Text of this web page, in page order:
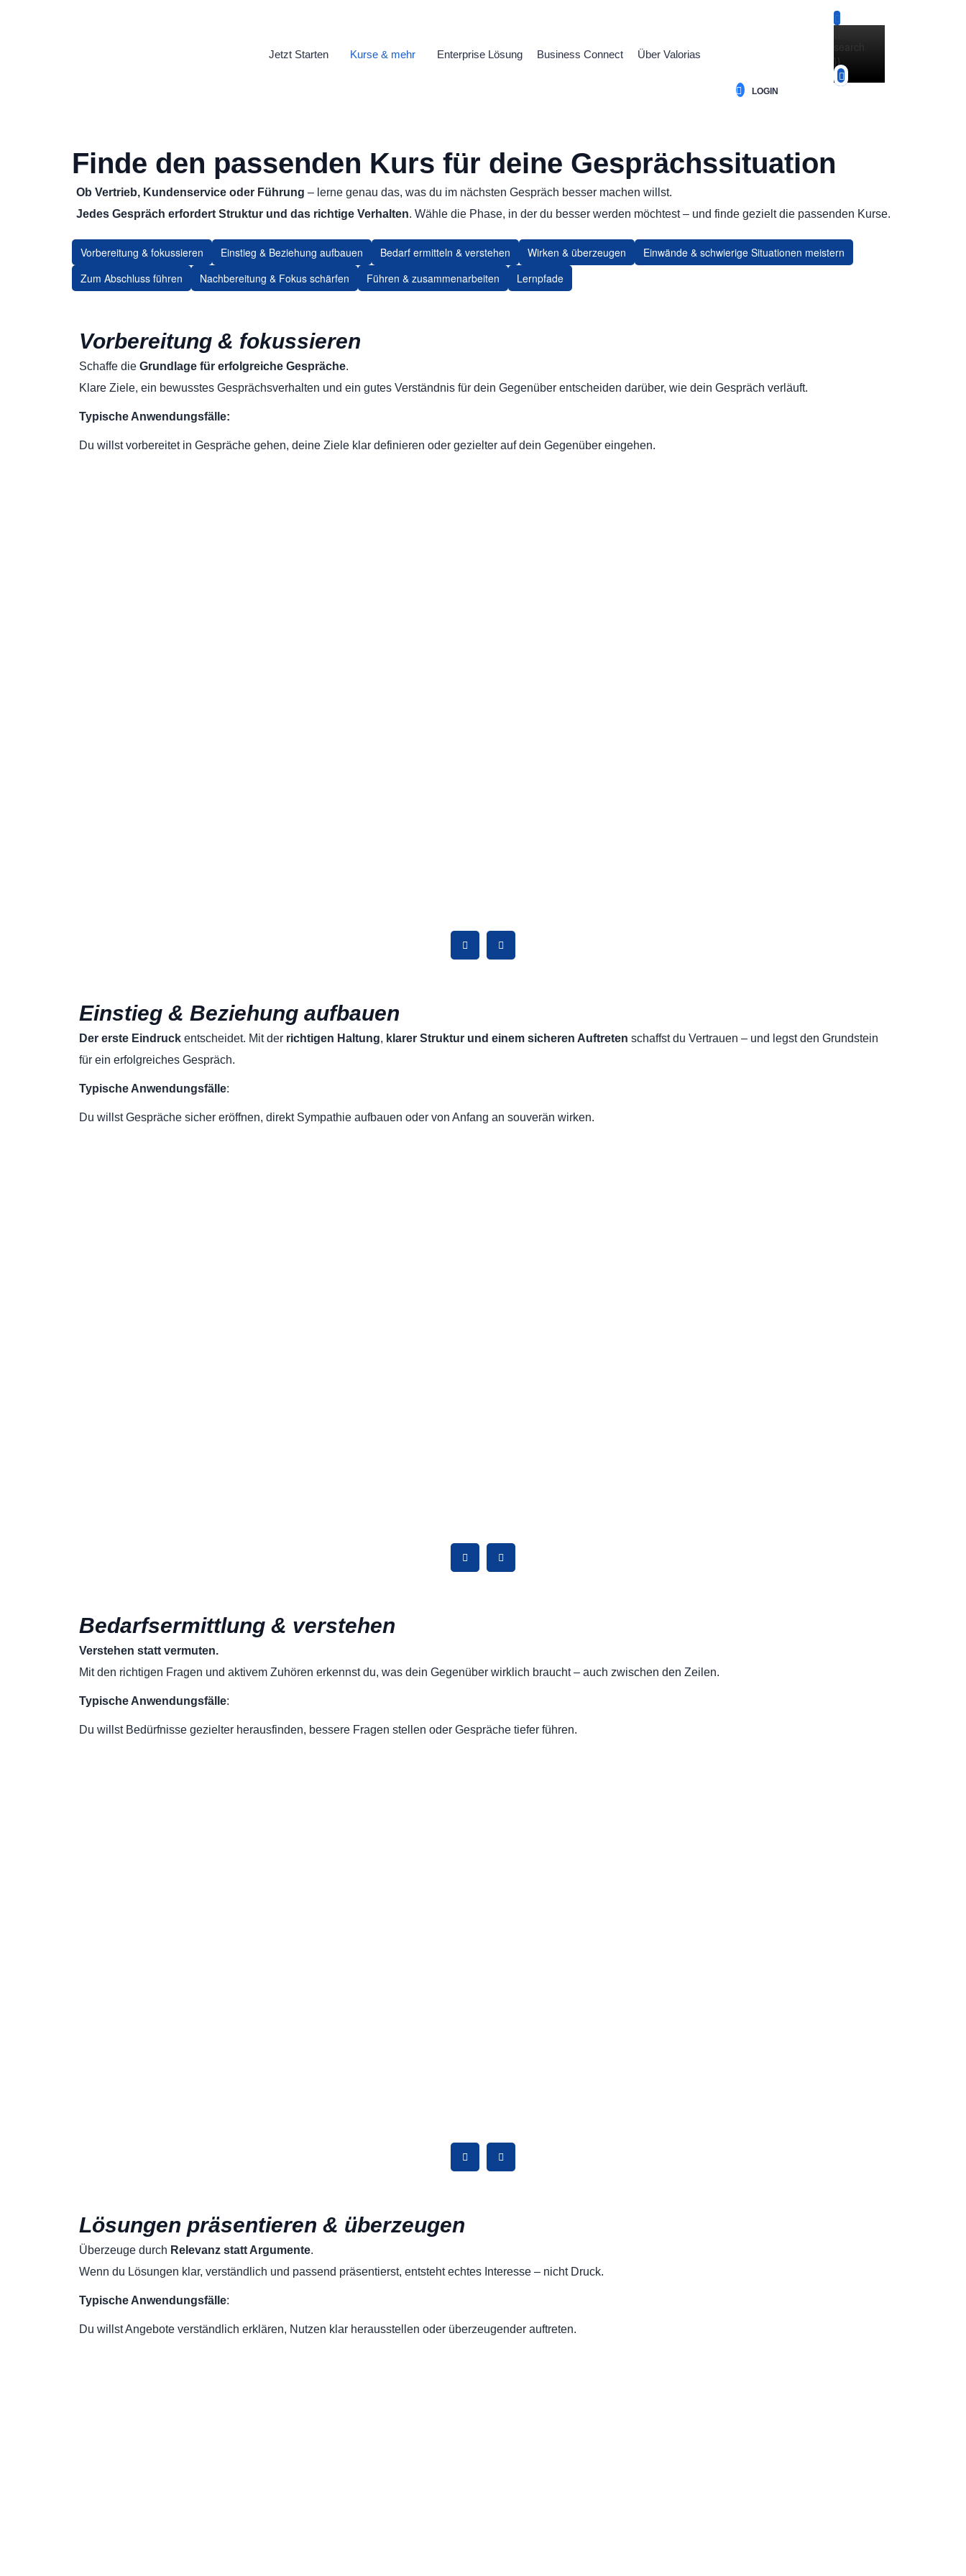
Jetzt Starten Kurse & mehr Enterprise Lösung Business Connect Über Valorias
search
}}
LOGIN
Finde den passenden Kurs für deine Gesprächssituation
Ob Vertrieb, Kundenservice oder Führung – lerne genau das, was du im nächsten Gespräch besser machen willst.
Jedes Gespräch erfordert Struktur und das richtige Verhalten. Wähle die Phase, in der du besser werden möchtest – und finde gezielt die passenden Kurse.
Vorbereitung & fokussieren Einstieg & Beziehung aufbauen Bedarf ermitteln & verstehen Wirken & überzeugen
Einwände & schwierige Situationen meistern
Zum Abschluss führen
Nachbereitung & Fokus schärfen Führen & zusammenarbeiten Lernpfade
Vorbereitung & fokussieren
Schaffe die Grundlage für erfolgreiche Gespräche.
Klare Ziele, ein bewusstes Gesprächsverhalten und ein gutes Verständnis für dein Gegenüber entscheiden darüber, wie dein Gespräch verläuft.
Typische Anwendungsfälle:
Du willst vorbereitet in Gespräche gehen, deine Ziele klar definieren oder gezielter auf dein Gegenüber eingehen.
Einstieg & Beziehung aufbauen
Der erste Eindruck entscheidet. Mit der richtigen Haltung, klarer Struktur und einem sicheren Auftreten schaffst du Vertrauen – und legst den Grundstein
für ein erfolgreiches Gespräch.
Typische Anwendungsfälle:
Du willst Gespräche sicher eröffnen, direkt Sympathie aufbauen oder von Anfang an souverän wirken.
Bedarfsermittlung & verstehen
Verstehen statt vermuten.
Mit den richtigen Fragen und aktivem Zuhören erkennst du, was dein Gegenüber wirklich braucht – auch zwischen den Zeilen.
Typische Anwendungsfälle:
Du willst Bedürfnisse gezielter herausfinden, bessere Fragen stellen oder Gespräche tiefer führen.
Lösungen präsentieren & überzeugen
Überzeuge durch Relevanz statt Argumente.
Wenn du Lösungen klar, verständlich und passend präsentierst, entsteht echtes Interesse – nicht Druck.
Typische Anwendungsfälle:
Du willst Angebote verständlich erklären, Nutzen klar herausstellen oder überzeugender auftreten.